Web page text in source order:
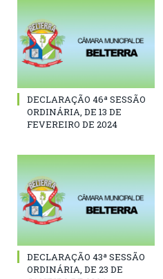
DECLARAÇÃO 46ª SESSÃO
ORDINÁRIA, DE 13 DE
FEVEREIRO DE 2024
DECLARAÇÃO 43ª SESSÃO
ORDINÁRIA, DE 23 DE